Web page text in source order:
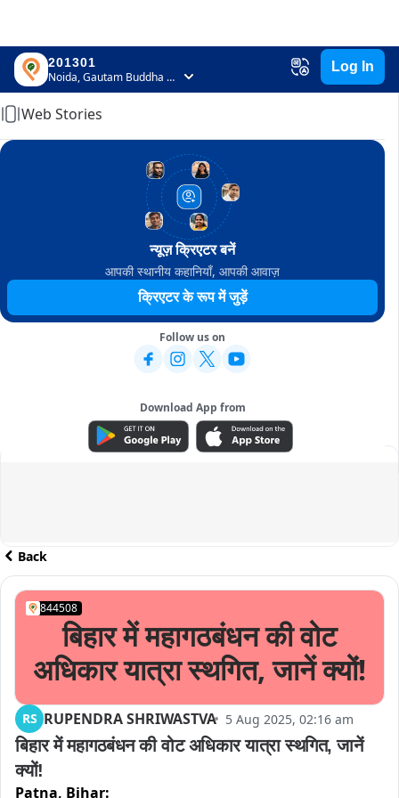
201301
Noida, Gautam Buddha Nagar, Uttar Pradesh
Log In
Home
Web Stories
न्यूज़ क्रिएटर बनें
आपकी स्थानीय कहानियाँ, आपकी आवाज़
क्रिएटर के रूप में जुड़ें
Follow us on
Download App from
ADVERTISEMENT
Back
844508
बिहार में महागठबंधन की वोट
अधिकार यात्रा स्थगित, जानें क्यों!
RS RUPENDRA SHRIWASTVA 5 Aug 2025, 02:16 am
बिहार में महागठबंधन की वोट अधिकार यात्रा स्थगित, जानें
क्यों!
Patna, Bihar: